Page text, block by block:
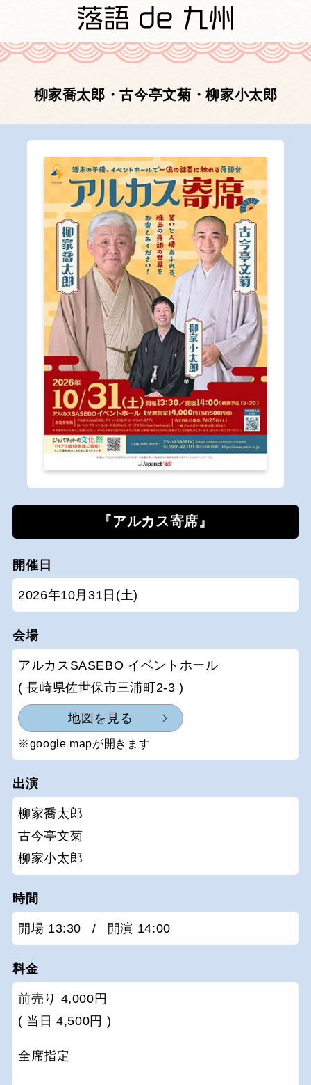
柳家喬太郎・古今亭文菊・柳家小太郎
『アルカス寄席』
開催日
2026年10月31日(土)
会場
アルカスSASEBO イベントホール
( 長崎県佐世保市三浦町2-3 )
地図を見る
※google mapが開きます
出演
柳家喬太郎
古今亭文菊
柳家小太郎
時間
開場 13:30 / 開演 14:00
料金
前売り 4,000円
( 当日 4,500円 )
全席指定